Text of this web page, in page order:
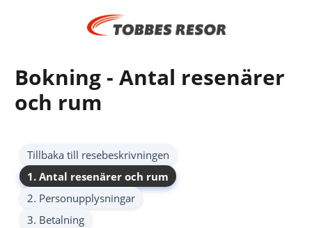
Bokning - Antal resenärer
och rum
Tillbaka till resebeskrivningen
1. Antal resenärer och rum
2. Personupplysningar
3. Betalning